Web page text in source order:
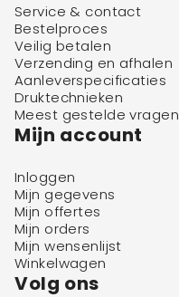
Service & contact
Bestelproces
Veilig betalen
Verzending en afhalen
Aanleverspecificaties
Druktechnieken
Meest gestelde vragen
Mijn account
Inloggen
Mijn gegevens
Mijn offertes
Mijn orders
Mijn wensenlijst
Winkelwagen
Volg ons